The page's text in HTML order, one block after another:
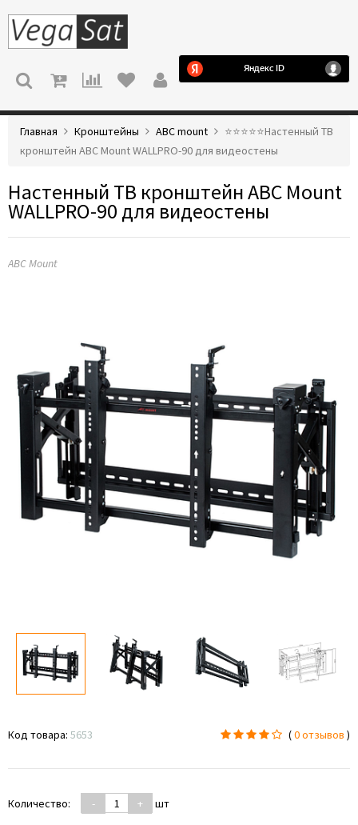
МЕНЮ
Главная Кронштейны ABC mount
⭐️⭐️⭐️⭐️⭐️Настенный ТВ
кронштейн ABC Mount WALLPRO-90 для видеостены
Настенный ТВ кронштейн ABC Mount
WALLPRO-90 для видеостены
ABC Mount
Код товара: 5653 (0 отзывов )
Количество: - + шт